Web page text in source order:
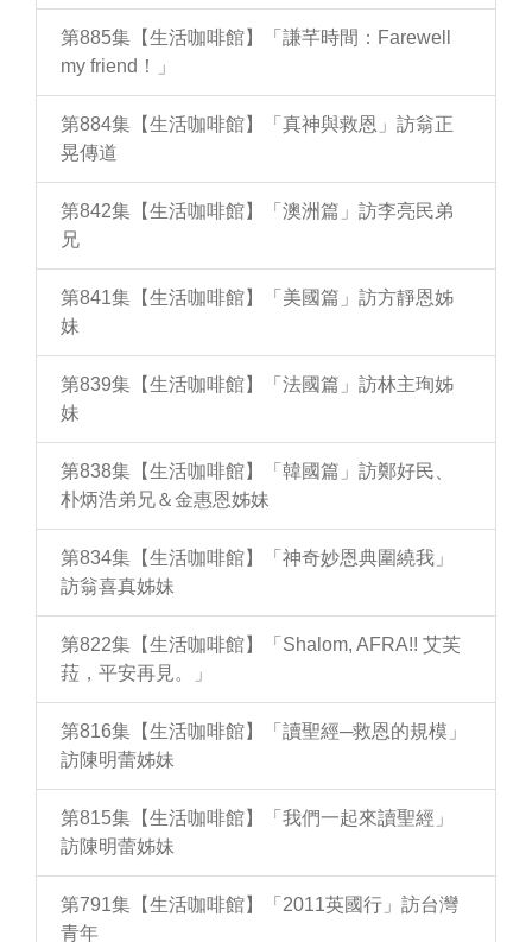
第885集【生活咖啡館】「謙芊時間：Farewell
my friend！」
第884集【生活咖啡館】「真神與救恩」訪翁正
晃傳道
第842集【生活咖啡館】「澳洲篇」訪李亮民弟
兄
第841集【生活咖啡館】「美國篇」訪方靜恩姊
妹
第839集【生活咖啡館】「法國篇」訪林主珣姊
妹
第838集【生活咖啡館】「韓國篇」訪鄭好民、
朴炳浩弟兄＆金惠恩姊妹
第834集【生活咖啡館】「神奇妙恩典圍繞我」
訪翁喜真姊妹
第822集【生活咖啡館】「Shalom, AFRA!! 艾芙
菈，平安再見。」
第816集【生活咖啡館】「讀聖經─救恩的規模」
訪陳明蕾姊妹
第815集【生活咖啡館】「我們一起來讀聖經」
訪陳明蕾姊妹
第791集【生活咖啡館】「2011英國行」訪台灣
青年